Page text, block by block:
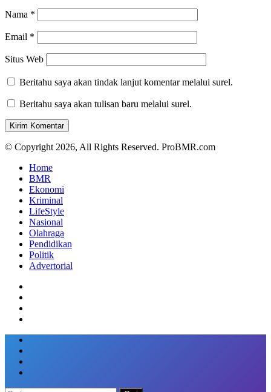
Nama *
Email *
Situs Web
Beritahu saya akan tindak lanjut komentar melalui surel.
Beritahu saya akan tulisan baru melalui surel.
© Copyright 2026, All Rights Reserved. ProBMR.com
Home
BMR
Ekonomi
Kriminal
LifeStyle
Nasional
Olahraga
Pendidikan
Politik
Advertorial
Facebook
Twitter
Google+
WhatsApp
Telegram
Viber
Back
button
Close